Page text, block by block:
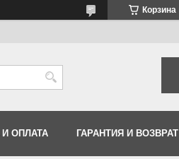
Корзина
ОПЛАТА ГАРАНТИЯ И ВОЗВРАТ